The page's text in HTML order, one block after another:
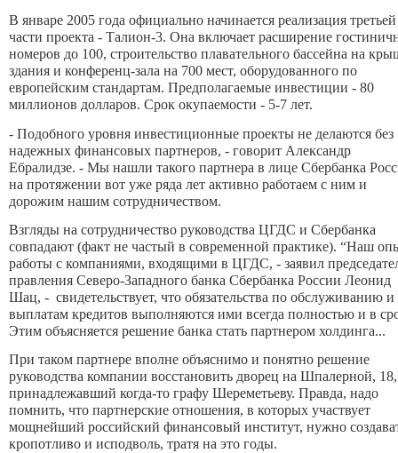
В январе 2005 года официально начинается реализация третьей
части проекта - Талион-3. Она включает расширение
номеров до 100, строительство плавательного бассейна на
здания и конференц-зала на 700 мест, оборудованного по
европейским стандартам. Предполагаемые инвестиции - 80
миллионов долларов. Срок окупаемости - 5-7 лет.
- Подобного уровня инвестиционные проекты не делаются без
надежных финансовых партнеров, - говорит Александр
Ебралидзе. - Мы нашли такого партнера в лице Сбербанка
на протяжении вот уже ряда лет активно работаем с ним и
дорожим нашим сотрудничеством.
Взгляды на сотрудничество руководства ЦГДС и Сбербанка
совпадают (факт не частый в современной практике). “Наш
работы с компаниями, входящими в ЦГДС, - заявил
правления Северо-Западного банка Сбербанка России Леонид
Шац, - свидетельствует, что обязательства по обслуживанию и
выплатам кредитов выполняются ими всегда полностью и в
Этим объясняется решение банка стать партнером холдинга...
При таком партнере вполне объяснимо и понятно решение
руководства компании восстановить дворец на Шпалерной, 18,
принадлежавший когда-то графу Шереметьеву. Правда, надо
помнить, что партнерские отношения, в которых участвует
мощнейший российский финансовый институт, нужно
кропотливо и исподволь, тратя на это годы.